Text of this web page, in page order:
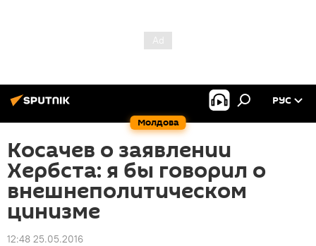
Молдова
РУС
Косачев о заявлении
Хербста: я бы говорил о
внешнеполитическом
цинизме
12:48 25.05.2016